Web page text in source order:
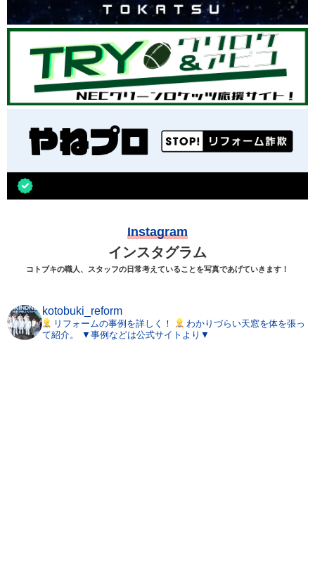
Instagram
インスタグラム
コトブキの職人、スタッフの日常考えていることを写真であげていきます！
kotobuki_reform
リフォームの事例を詳しく！
わかりづらい天窓を体を張っ
て紹介。
▼事例などは公式サイトより▼